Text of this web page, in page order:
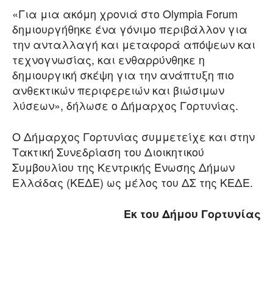
«Για μια ακόμη χρονιά στο Olympia Forum
δημιουργήθηκε ένα γόνιμο περιβάλλον για
την ανταλλαγή και μεταφορά απόψεων και
τεχνογνωσίας, και ενθαρρύνθηκε η
δημιουργική σκέψη για την ανάπτυξη πιο
ανθεκτικών περιφερειών και βιώσιμων
λύσεων», δήλωσε ο Δήμαρχος Γορτυνίας.
Ο Δήμαρχος Γορτυνίας συμμετείχε και στην
Τακτική Συνεδρίαση του Διοικητικού
Συμβουλίου της Κεντρικής Ένωσης Δήμων
Ελλάδας (ΚΕΔΕ) ως μέλος του ΔΣ της ΚΕΔΕ.
Εκ του Δήμου Γορτυνίας